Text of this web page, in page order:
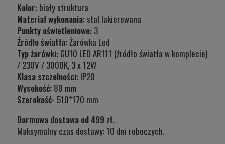
Kolor: biały struktura
Materiał wykonania: stal lakierowana
Punkty oświetleniowe: 3
Źródło światła:Żarówka Led
Typ żarówki: GU10 LED AR111 (źródło światła w komplecie)
/ 230V / 3000K, 3 x 12W
Klasa szczelności: IP20
Wysokość: 80 mm
Szerokość- 510*170 mm
Darmowa dostawa od 499 zł.
Maksymalny czas dostawy: 10 dni roboczych.